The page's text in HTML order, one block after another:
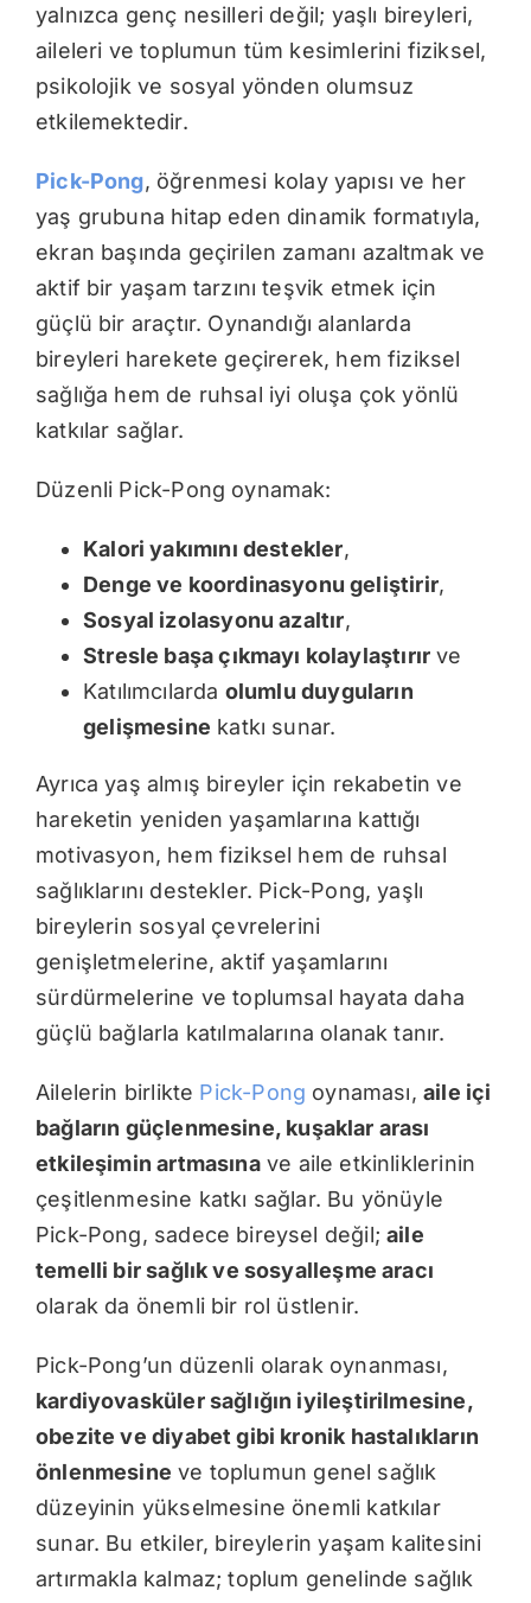
yalnızca genç nesilleri değil; yaşlı bireyleri,
aileleri ve toplumun tüm kesimlerini fiziksel,
psikolojik ve sosyal yönden olumsuz
etkilemektedir.
Pick-Pong, öğrenmesi kolay yapısı ve her
yaş grubuna hitap eden dinamik formatıyla,
ekran başında geçirilen zamanı azaltmak ve
aktif bir yaşam tarzını teşvik etmek için
güçlü bir araçtır. Oynandığı alanlarda
bireyleri harekete geçirerek, hem fiziksel
sağlığa hem de ruhsal iyi oluşa çok yönlü
katkılar sağlar.
Düzenli Pick-Pong oynamak:
Kalori yakımını destekler,
Denge ve koordinasyonu geliştirir,
Sosyal izolasyonu azaltır,
Stresle başa çıkmayı kolaylaştırır ve
Katılımcılarda olumlu duyguların
gelişmesine katkı sunar.
Ayrıca yaş almış bireyler için rekabetin ve
hareketin yeniden yaşamlarına kattığı
motivasyon, hem fiziksel hem de ruhsal
sağlıklarını destekler. Pick-Pong, yaşlı
bireylerin sosyal çevrelerini
genişletmelerine, aktif yaşamlarını
sürdürmelerine ve toplumsal hayata daha
güçlü bağlarla katılmalarına olanak tanır.
Ailelerin birlikte Pick-Pong oynaması,aile içi
bağların güçlenmesine, kuşaklar arası
etkileşimin artmasınave aile etkinliklerinin
çeşitlenmesine katkı sağlar. Bu yönüyle
Pick-Pong, sadece bireysel değil;aile
temelli bir sağlık ve sosyalleşme aracı
olarak da önemli bir rol üstlenir.
Pick-Pong’un düzenli olarak oynanması,
kardiyovasküler sağlığın iyileştirilmesine,
obezite ve diyabet gibi kronik hastalıkların
önlenmesine ve toplumun genel sağlık
düzeyinin yükselmesine önemli katkılar
sunar. Bu etkiler, bireylerin yaşam kalitesini
artırmakla kalmaz; toplum genelinde sağlık